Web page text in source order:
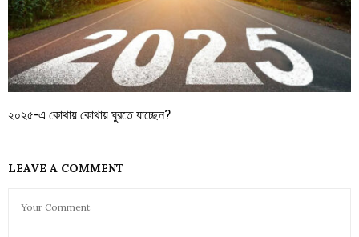
২০২৫-এ কোথায় কোথায় ঘুরতে যাচ্ছেন?
LEAVE A COMMENT